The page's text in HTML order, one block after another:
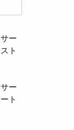
ー
ト
ー
ト